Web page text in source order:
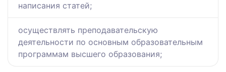
написания статей;
осуществлять преподавательскую
деятельности по основным образовательным
программам высшего образования;